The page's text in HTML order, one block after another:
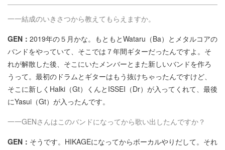
一一結成のいきさつから教えてもらえますか。
GEN： 2019年の５月かな。もともとWataru（Ba）とメタルコアの
バンドをやっていて、そこでは７年間ギターだったんですよ。そ
れが解散した後、そこにいたメンバーとまた新しいバンドを作ろ
うって。最初のドラムとギターはもう抜けちゃったんですけど、
そこに新しくHalki（Gt）くんとISSEI（Dr）が入ってくれて、最後
にYasui（Gt）が入ったんです。
一一GENさんはこのバンドになってから歌い出したんですか？
GEN： そうです。HIKAGEになってからボーカルやりだして。それ